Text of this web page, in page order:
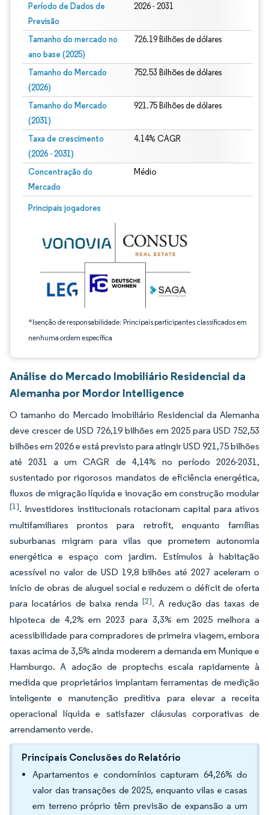
Período de Dados de
Previsão
2026 - 2031
Tamanho do mercado no
ano base (2025)
726.19 Bilhões de dólares
Tamanho do Mercado
(2026)
752.53 Bilhões de dólares
Tamanho do Mercado
(2031)
921.75 Bilhões de dólares
Taxa de crescimento
(2026 - 2031)
4.14% CAGR
Concentração do
Mercado
Médio
Principais jogadores
*Isenção de responsabilidade: Principais participantes classificados em
nenhuma ordem específica
Imagem © Mordor Intelligence. O reuso requer atribuição conforme CC BY 4.0.
Análise do Mercado Imobiliário Residencial da
Alemanha por Mordor Intelligence
O tamanho do Mercado Imobiliário Residencial da Alemanha
deve crescer de USD 726,19 bilhões em 2025 para USD 752,53
bilhões em 2026 e está previsto para atingir USD 921,75 bilhões
até 2031 a um CAGR de 4,14% no período 2026-2031,
sustentado por rigorosos mandatos de eficiência energética,
fluxos de migração líquida e inovação em construção modular
[1]. Investidores institucionais rotacionam capital para ativos
multifamiliares prontos para retrofit, enquanto famílias
suburbanas migram para vilas que prometem autonomia
energética e espaço com jardim. Estímulos à habitação
acessível no valor de USD 19,8 bilhões até 2027 aceleram o
início de obras de aluguel social e reduzem o déficit de oferta
para locatários de baixa renda [2]. A redução das taxas de
hipoteca de 4,2% em 2023 para 3,3% em 2025 melhora a
acessibilidade para compradores de primeira viagem, embora
taxas acima de 3,5% ainda moderem a demanda em Munique e
Hamburgo. A adoção de proptechs escala rapidamente à
medida que proprietários implantam ferramentas de medição
inteligente e manutenção preditiva para elevar a receita
operacional líquida e satisfazer cláusulas corporativas de
arrendamento verde.
Principais Conclusões do Relatório
Apartamentos e condomínios capturam 64,26% do
valor das transações de 2025, enquanto vilas e casas
em terreno próprio têm previsão de expansão a um